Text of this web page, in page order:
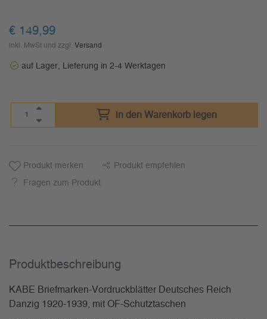
€ 149,99
inkl. MwSt und zzgl. Versand
auf Lager, Lieferung in 2-4 Werktagen
in den Warenkorb legen
Produkt merken Produkt empfehlen
Fragen zum Produkt
Produkt­beschreibung
KABE Briefmarken-Vordruckblätter Deutsches Reich
Danzig 1920-1939, mit OF-Schutztaschen